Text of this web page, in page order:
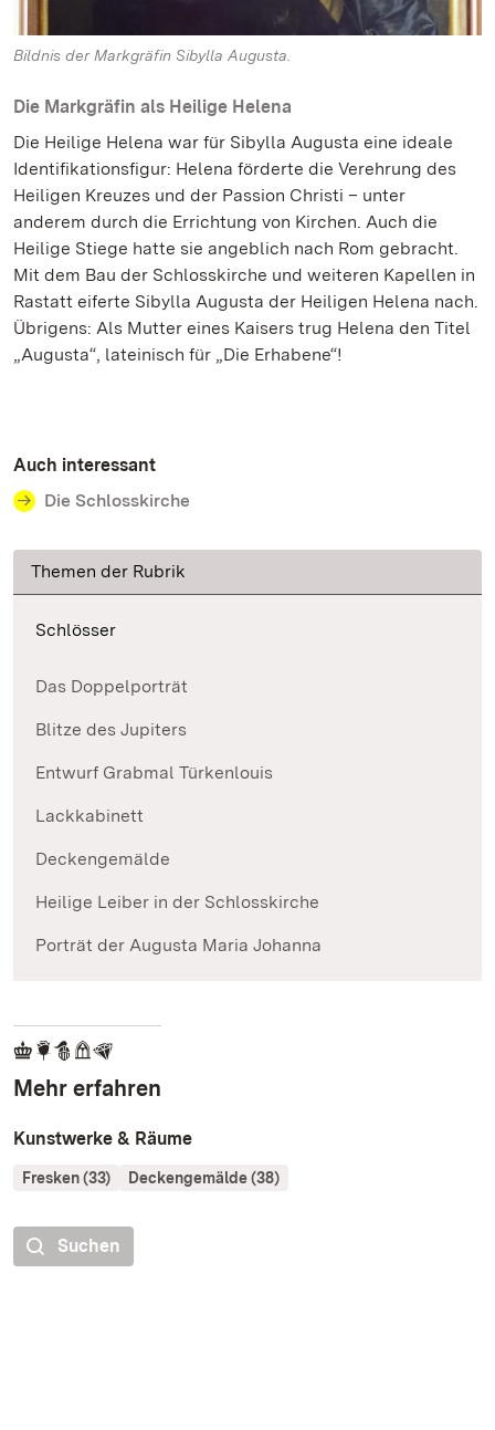
Bildnis der Markgräfin Sibylla Augusta.
Die Markgräfin als Heilige Helena
Die Heilige Helena war für Sibylla Augusta eine ideale
Identifikationsfigur: Helena förderte die Verehrung des
Heiligen Kreuzes und der Passion Christi – unter
anderem durch die Errichtung von Kirchen. Auch die
Heilige Stiege hatte sie angeblich nach Rom gebracht.
Mit dem Bau der Schlosskirche und weiteren Kapellen in
Rastatt eiferte Sibylla Augusta der Heiligen Helena nach.
Übrigens: Als Mutter eines Kaisers trug Helena den Titel
„Augusta“, lateinisch für „Die Erhabene“!
Auch interessant
Die Schlosskirche
Themen der Rubrik
Schlösser
Das Doppelporträt
Blitze des Jupiters
Entwurf Grabmal Türkenlouis
Lackkabinett
Deckengemälde
Heilige Leiber in der Schlosskirche
Porträt der Augusta Maria Johanna
Mehr erfahren
Kunstwerke & Räume
Fresken (33) Deckengemälde (38)
Suchen